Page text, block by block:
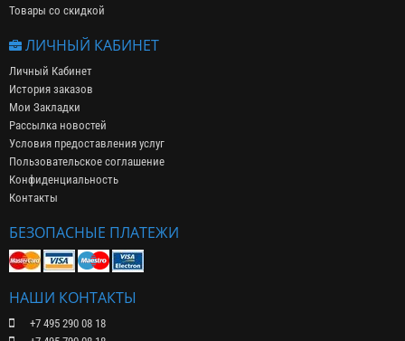
Товары со скидкой
ЛИЧНЫЙ КАБИНЕТ
Личный Кабинет
История заказов
Мои Закладки
Рассылка новостей
Условия предоставления услуг
Пользовательское соглашение
Конфиденциальность
Контакты
БЕЗОПАСНЫЕ ПЛАТЕЖИ
НАШИ КОНТАКТЫ
+7 495 290 08 18